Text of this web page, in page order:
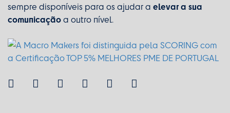
sempre disponíveis para os ajudar a elevar a sua
comunicaçãoa outro nível.